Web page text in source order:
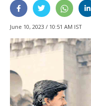
June 10, 2023 / 10:51 AM IST